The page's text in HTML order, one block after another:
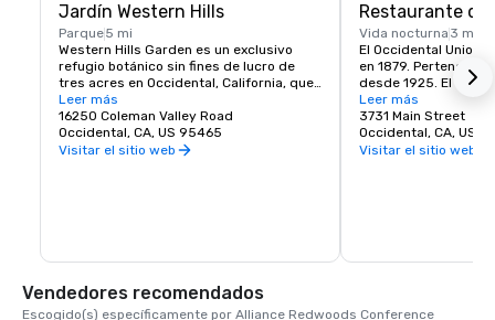
Jardín Western Hills
Parque5 mi
Western Hills Garden es un exclusivo
refugio botánico sin fines de lucro de
tres acres en Occidental, California, que
ofrece una explosión sensorial de
texturas, colores, formas y sonidos. Es
un impresionante ejemplo de
biodiversidad cultivada, hogar de
Leer más
16250 Coleman Valley Road
Occidental, CA, US 95465
Visitar el sitio web
Restaurante
Vida nocturna 3 mi
El Occidental Union
en 1879. Pertenece
desde 1925. El
una cafetería, un
salón The Bocce
abre a las 6 de la
mañanas y sirve
Saloon es conocido
y amigos se reúnen
Leer más
3731 Main Street
Occidental, CA, US
Visitar el sitio web
Vendedores recomendados
Escogido(s) específicamente por Alliance Redwoods Conference